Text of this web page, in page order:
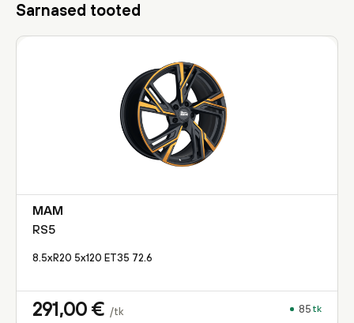
Sarnased tooted
MAM
RS5
8.5xR20 5x120 ET35 72.6
291,00 € /tk 85 tk